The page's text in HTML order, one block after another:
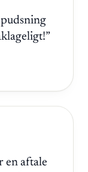
en aftale